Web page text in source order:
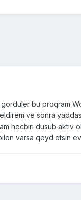
bu proqram
ve sonra
hecbiri dusub
varsa qeyd etsin